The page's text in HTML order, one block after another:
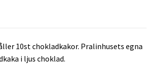
10st chokladkakor. Pralinhusets egna
i ljus choklad.